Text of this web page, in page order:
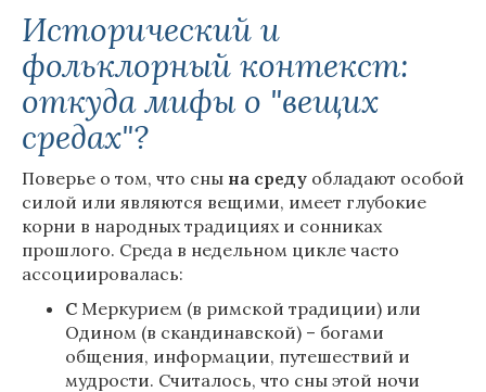
Исторический и
фольклорный контекст:
откуда мифы о "вещих
средах"?
Поверье о том, что сны на среду обладают особой
силой или являются вещими, имеет глубокие
корни в народных традициях и сонниках
прошлого. Среда в недельном цикле часто
ассоциировалась:
С Меркурием (в римской традиции) или
Одином (в скандинавской) – богами
общения, информации, путешествий и
мудрости. Считалось, что сны этой ночи